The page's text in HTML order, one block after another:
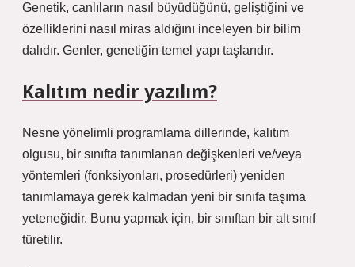
Genetik, canlıların nasıl büyüdüğünü, geliştiğini ve
özelliklerini nasıl miras aldığını inceleyen bir bilim
dalıdır. Genler, genetiğin temel yapı taşlarıdır.
Kalıtım nedir yazılım?
Nesne yönelimli programlama dillerinde, kalıtım
olgusu, bir sınıfta tanımlanan değişkenleri ve/veya
yöntemleri (fonksiyonları, prosedürleri) yeniden
tanımlamaya gerek kalmadan yeni bir sınıfa taşıma
yeteneğidir. Bunu yapmak için, bir sınıftan bir alt sınıf
türetilir.